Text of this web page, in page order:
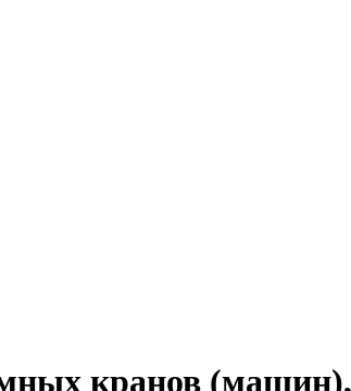
кранов